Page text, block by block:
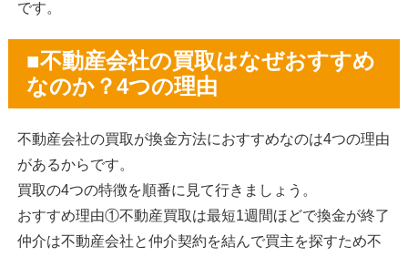
です。
■不動産会社の買取はなぜおすすめ
なのか？4つの理由
不動産会社の買取が換金方法におすすめなのは4つの理由
があるからです。
買取の4つの特徴を順番に見て行きましょう。
おすすめ理由①不動産買取は最短1週間ほどで換金が終了
仲介は不動産会社と仲介契約を結んで買主を探すため不